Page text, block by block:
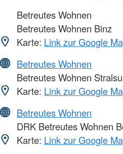
Betreutes Wohnen
Betreutes Wohnen Binz
Karte: Link zur Google
Betreutes Wohnen
Betreutes Wohnen
Karte: Link zur Google
Betreutes Wohnen
DRK Betreutes Wohnen
Karte: Link zur Google